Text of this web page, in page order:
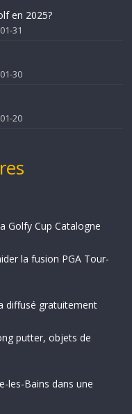
en 2025?
31
30
20
Golfy Cup Catalogne
la fusion PGA Tour-
diffusé gratuitement
putter, objets de
les-Bains dans une